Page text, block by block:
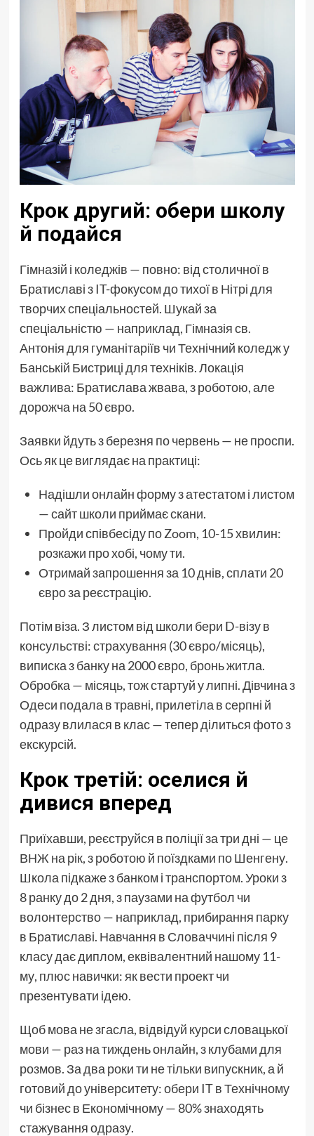
Крок другий: обери школу
й подайся
Гімназій і коледжів — повно: від столичної в
Братиславі з IT-фокусом до тихої в Нітрі для
творчих спеціальностей. Шукай за
спеціальністю — наприклад, Гімназія св.
Антонія для гуманітаріїв чи Технічний коледж у
Банській Бистриці для техніків. Локація
важлива: Братислава жвава, з роботою, але
дорожча на 50 євро.
Заявки йдуть з березня по червень — не проспи.
Ось як це виглядає на практиці:
Надішли онлайн форму з атестатом і листом
— сайт школи приймає скани.
Пройди співбесіду по Zoom, 10-15 хвилин:
розкажи про хобі, чому ти.
Отримай запрошення за 10 днів, сплати 20
євро за реєстрацію.
Потім віза. З листом від школи бери D-візу в
консульстві: страхування (30 євро/місяць),
виписка з банку на 2000 євро, бронь житла.
Обробка — місяць, тож стартуй у липні. Дівчина з
Одеси подала в травні, прилетіла в серпні й
одразу влилася в клас — тепер ділиться фото з
екскурсій.
Крок третій: оселися й
дивися вперед
Приїхавши, реєструйся в поліції за три дні — це
ВНЖ на рік, з роботою й поїздками по Шенгену.
Школа підкаже з банком і транспортом. Уроки з
8 ранку до 2 дня, з паузами на футбол чи
волонтерство — наприклад, прибирання парку
в Братиславі. Навчання в Словаччині після 9
класу дає диплом, еквівалентний нашому 11-
му, плюс навички: як вести проект чи
презентувати ідею.
Щоб мова не згасла, відвідуй курси словацької
мови — раз на тиждень онлайн, з клубами для
розмов. За два роки ти не тільки випускник, а й
готовий до університету: обери IT в Технічному
чи бізнес в Економічному — 80% знаходять
стажування одразу.